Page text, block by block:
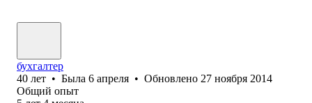
бухгалтер
40 лет • Была 6 апреля • Обновлено 27 ноября 2014
Общий опыт